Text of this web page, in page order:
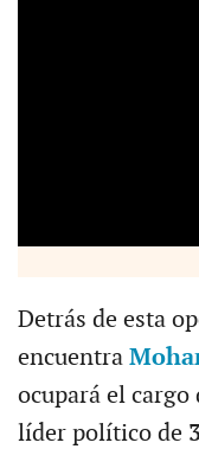
Detrás de esta
encuentra
ocupará el
líder político de